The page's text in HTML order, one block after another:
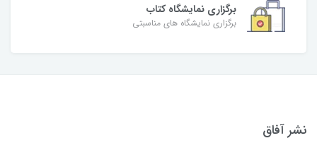
برگزاری نمایشگاه کتاب
برگزاری نمایشگاه های مناسبتی
نشر آفاق